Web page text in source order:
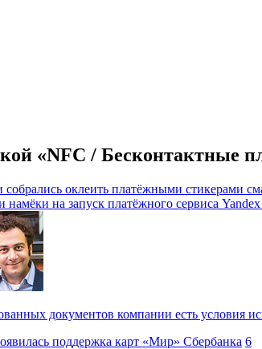
«NFC / Бесконтактные
собрались оклеить платёжными стикерами
на запуск платёжного сервиса
документов компании есть условия
поддержка карт «Мир» Сбербанка 6